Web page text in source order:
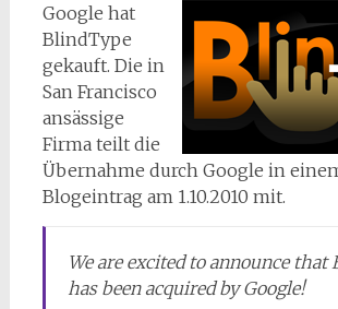
Google hat
BlindType
gekauft. Die in
San Francisco
ansässige
Firma teilt die
Übernahme durch Google in
Blogeintrag am 1.10.2010 mit.
We are excited to announce that
has been acquired by Google!